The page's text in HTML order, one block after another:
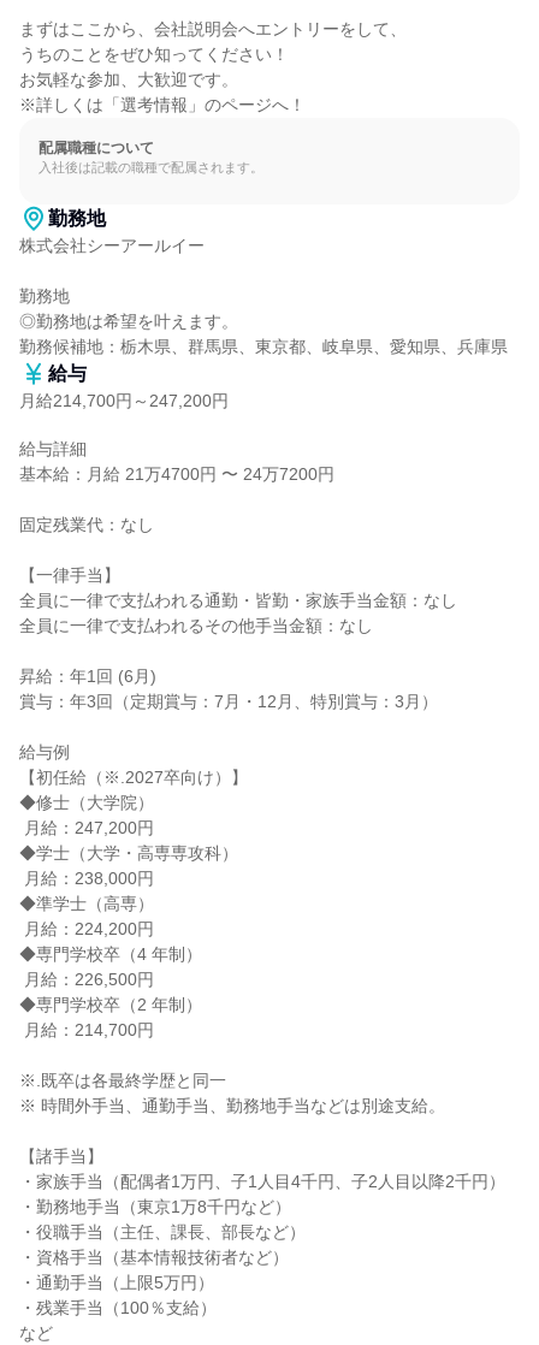
まずはここから、会社説明会へエントリーをして、
うちのことをぜひ知ってください！
お気軽な参加、大歓迎です。
※詳しくは「選考情報」のページへ！
配属職種について
入社後は記載の職種で配属されます。
勤務地
株式会社シーアールイー
勤務地
◎勤務地は希望を叶えます。
勤務候補地：栃木県、群馬県、東京都、岐阜県、愛知県、兵庫県
給与
月給214,700円～247,200円
給与詳細
基本給：月給 21万4700円 〜 24万7200円
固定残業代：なし
【一律手当】
全員に一律で支払われる通勤・皆勤・家族手当金額：なし
全員に一律で支払われるその他手当金額：なし
昇給：年1回 (6月)
賞与：年3回（定期賞与：7月・12月、特別賞与：3月）
給与例
【初任給（※.2027卒向け）】
◆修士（大学院）
◆学士（大学・高専専攻科）
◆準学士（高専）
◆専門学校卒（4 年制）
◆専門学校卒（2 年制）
※.既卒は各最終学歴と同一
※ 時間外手当、通勤手当、勤務地手当などは別途支給。
【諸手当】
・家族手当（配偶者1万円、子1人目4千円、子2人目以降2千円）
・勤務地手当（東京1万8千円など）
・役職手当（主任、課長、部長など）
・資格手当（基本情報技術者など）
・通勤手当（上限5万円）
・残業手当（100％支給）
など